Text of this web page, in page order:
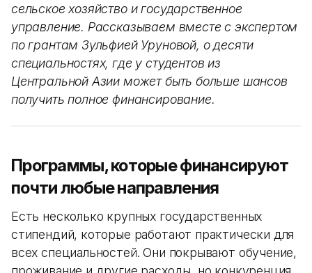
сельское хозяйство и государственное
управление. Рассказываем вместе с экспертом
по грантам Зульфией Уруновой, о десяти
специальностях, где у студентов из
Центральной Азии может быть больше шансов
получить полное финансирование.
Программы, которые финансируют
почти любые направления
Есть несколько крупных государственных
стипендий, которые работают практически для
всех специальностей. Они покрывают обучение,